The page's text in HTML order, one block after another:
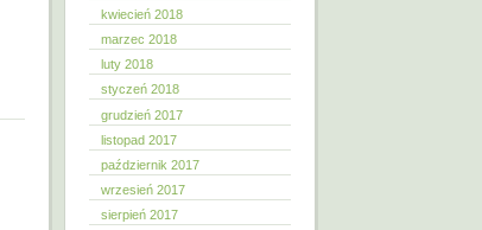
kwiecień 2018
marzec 2018
luty 2018
styczeń 2018
grudzień 2017
listopad 2017
październik 2017
wrzesień 2017
sierpień 2017